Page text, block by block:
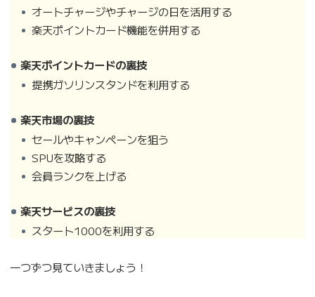
オートチャージやチャージの日を活用する
楽天ポイントカード機能を併用する
楽天ポイントカードの裏技
提携ガソリンスタンドを利用する
楽天市場の裏技
セールやキャンペーンを狙う
SPUを攻略する
会員ランクを上げる
楽天サービスの裏技
スタート1000を利用する
一つずつ見ていきましょう！